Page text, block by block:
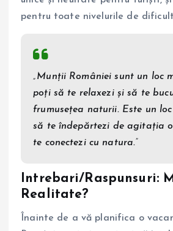
pentru toate nivelurile de
„Munții României sunt un loc
poți să te relaxezi și să te
frumusețea naturii. Este un
să te îndepărtezi de agitația
te conectezi cu natura.”
Intrebari/Raspunsuri:
Realitate?
Înainte de a vă planifica o